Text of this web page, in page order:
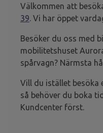
Välkommen att
39. Vi har öppet
Besöker du oss med
mobilitetshuset
spårvagn? Närmsta
Vill du istället besöka
så behöver du boka
Kundcenter först.